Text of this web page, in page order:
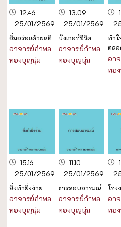
12.46
25/01/2569
อิ่มอร่อยด้วยสติ
อาจารย์กำพล
ทองบุญนุ่ม
13.09
25/01/2569
บังเกอร์ชีวิต
อาจารย์กำพล
ทองบุญนุ่ม
ทำใ
ตลอ
อา
ทอ
15.16
25/01/2569
ยิ่งทำยิ่งง่าย
อาจารย์กำพล
ทองบุญนุ่ม
11.10
25/01/2569
การสอบอารมณ์
อาจารย์กำพล
ทองบุญนุ่ม
โรง
อา
ทอ